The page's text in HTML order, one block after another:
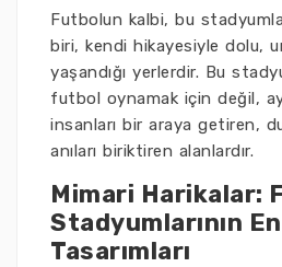
Futbolun kalbi, bu
biri, kendi hikayesiyle dolu,
yaşandığı yerlerdir. Bu
futbol oynamak için değil,
insanları bir araya getiren,
anıları biriktiren alanlardır.
Mimari Harikalar:
Stadyumlarının
Tasarımları